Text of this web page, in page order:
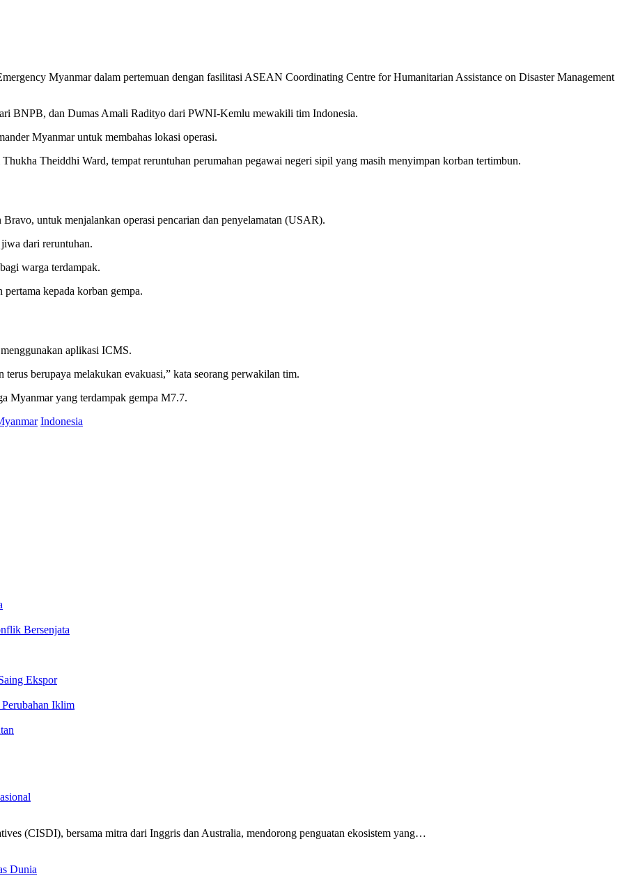
Myanmar dalam pertemuan dengan fasilitasi ASEAN Coordinating Centre for Humanitarian Assistance on Disaster Management
BNPB, dan Dumas Amali Radityo dari PWNI-Kemlu mewakili tim Indonesia.
Myanmar untuk membahas lokasi operasi.
Theiddhi Ward, tempat reruntuhan perumahan pegawai negeri sipil yang masih menyimpan korban tertimbun.
untuk menjalankan operasi pencarian dan penyelamatan (USAR).
dari reruntuhan.
warga terdampak.
kepada korban gempa.
aplikasi ICMS.
berupaya melakukan evakuasi,” kata seorang perwakilan tim.
Myanmar yang terdampak gempa M7.7.
Indonesia
Bersenjata
Ekspor
Iklim
(CISDI), bersama mitra dari Inggris dan Australia, mendorong penguatan ekosistem yang…
Dunia